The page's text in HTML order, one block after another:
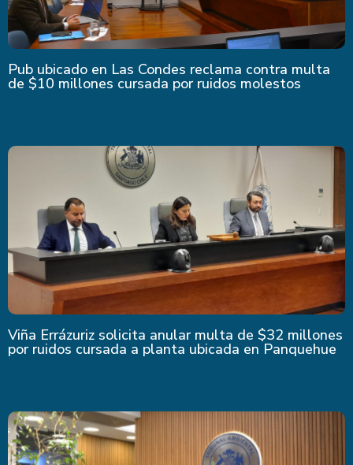
Pub ubicado en Las Condes reclama contra multa
de $10 millones cursada por ruidos molestos
Viña Errázuriz solicita anular multa de $32 millones
por ruidos cursada a planta ubicada en Panquehue